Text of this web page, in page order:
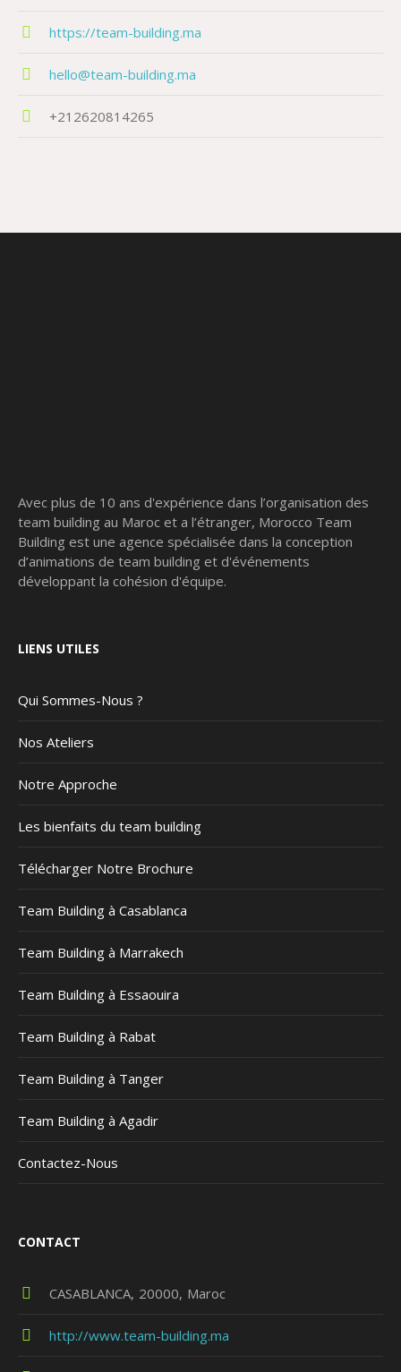
https://team-building.ma
hello@team-building.ma
+212620814265
Avec plus de 10 ans d'expérience dans l’organisation des
team building au Maroc et a l’étranger, Morocco Team
Building est une agence spécialisée dans la conception
d’animations de team building et d'événements
développant la cohésion d'équipe.
LIENS UTILES
Qui Sommes-Nous ?
Nos Ateliers
Notre Approche
Les bienfaits du team building
Télécharger Notre Brochure
Team Building à Casablanca
Team Building à Marrakech
Team Building à Essaouira
Team Building à Rabat
Team Building à Tanger
Team Building à Agadir
Contactez-Nous
CONTACT
CASABLANCA 20000 Maroc
http://www.team-building.ma